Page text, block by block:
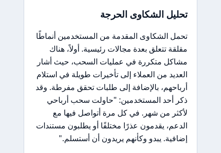
تحليل الشكاوى الحرجة
تحمل الشكاوى المقدمة من المستخدمين أنماطًا
مقلقة تتعلق بعدة مجالات رئيسية. أولاً، هناك
مشاكل متكررة في عمليات السحب، حيث أشار
العديد من العملاء إلى تأخيرات طويلة في استلام
أرباحهم، بالإضافة إلى طلبات تحقق مفرطة. وقد
ذكر أحد المستخدمين: "حاولت سحب أرباحي
لأكثر من شهر. في كل مرة أتواصل فيها مع
الدعم، يقدمون عذرًا مختلفًا أو يطلبون مستندات
إضافية. يبدو وكأنهم يريدون أن أستسلم."